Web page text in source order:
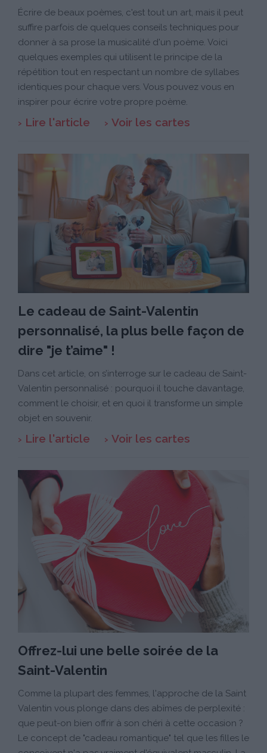
Écrire de beaux poèmes, c'est tout un art, mais il peut
suffire parfois de quelques conseils techniques pour
donner à sa prose la musicalité d'un poème. Voici
quelques exemples qui utilisent le principe de la
répétition tout en respectant un nombre de syllabes
identiques pour chaque vers. Vous pouvez vous en
inspirer pour écrire votre propre poème.
Lire l'article Voir les cartes
Le cadeau de Saint-Valentin
personnalisé, la plus belle façon de
dire "je t’aime" !
Dans cet article, on s’interroge sur le cadeau de Saint-
Valentin personnalisé : pourquoi il touche davantage,
comment le choisir, et en quoi il transforme un simple
objet en souvenir.
Lire l'article Voir les cartes
Offrez-lui une belle soirée de la
Saint-Valentin
Comme la plupart des femmes, l'approche de la Saint
Valentin vous plonge dans des abîmes de perplexité :
que peut-on bien offrir à son chéri à cette occasion ?
Le concept de "cadeau romantique" tel que les filles le